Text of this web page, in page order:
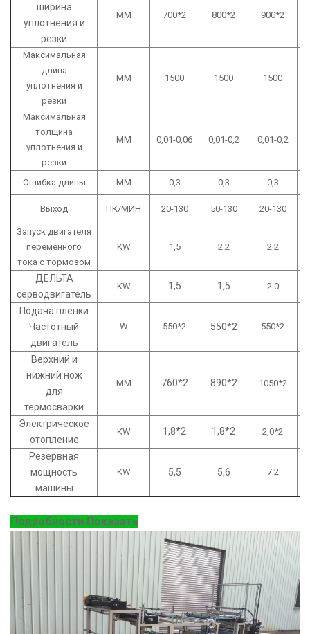
ширина
уплотнения и
резки
MM 700*2 800*2 900*2
Максимальная
длина
уплотнения и
резки
MM 1500 1500 1500
Максимальная
толщина
уплотнения и
резки
MM 0,01-0,06 0,01-0,2 0,01-0,2
Ошибка длины MM 0,3 0,3 0,3
Выход ПК/МИН 20-130 50-130 20-130
Запуск двигателя
переменного
тока с тормозом
KW 1,5 2.2 2.2
ДЕЛЬТА
серводвигатель
KW 1,5 1,5 2.0
Подача пленки
Частотный
двигатель
W 550*2 550*2 550*2
Верхний и
нижний нож
для
термосварки
MM 760*2 890*2 1050*2
Электрическое
отопление
KW 1,8*2 1,8*2 2,0*2
Резервная
мощность
машины
KW 5,5 5,6 7.2
Подробности Показать